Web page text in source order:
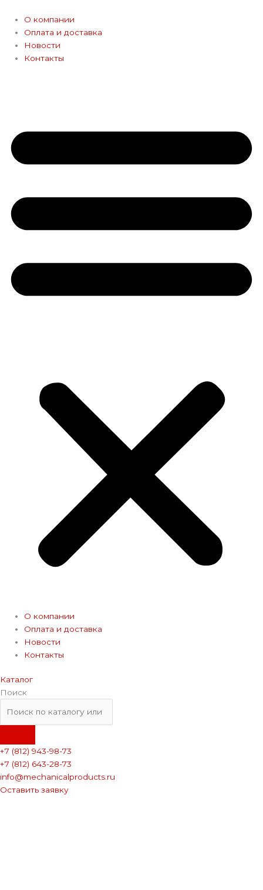
содержимому
О компании
Оплата и доставка
Новости
Контакты
О компании
Оплата и доставка
Новости
Контакты
Каталог
Поиск
+7 (812) 943-98-73
+7 (812) 643-28-73
info@mechanicalproducts.ru
Оставить заявку